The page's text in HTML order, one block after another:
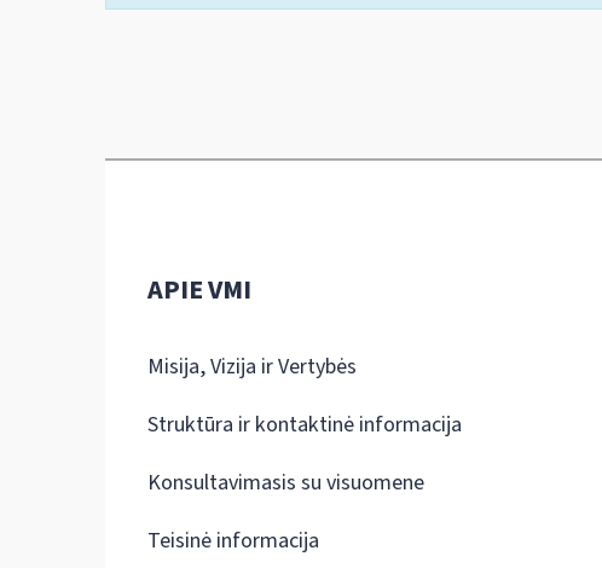
APIE VMI
Misija, Vizija ir Vertybės
Struktūra ir kontaktinė informacija
Konsultavimasis su visuomene
Teisinė informacija